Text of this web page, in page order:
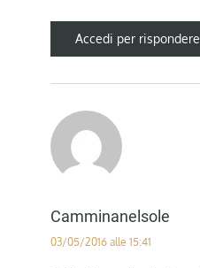
Accedi per rispondere
Camminanelsole
03/05/2016 alle 15:41